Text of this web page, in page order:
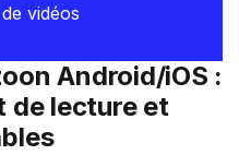
vidéos
Android/iOS :
de lecture et